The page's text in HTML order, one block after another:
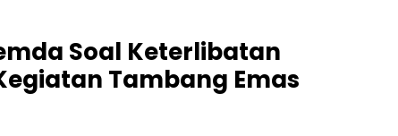
Soal Keterlibatan
Tambang Emas